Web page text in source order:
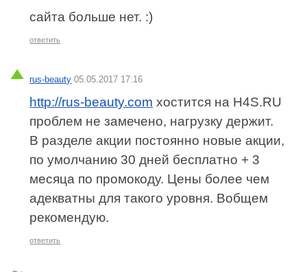
сайта больше нет. :)
ответить
rus-beauty 05.05.2017 17:16
http://rus-beauty.com хостится на H4S.RU
проблем не замечено, нагрузку держит.
В разделе акции постоянно новые акции,
по умолчанию 30 дней бесплатно + 3
месяца по промокоду. Цены более чем
адекватны для такого уровня. Вобщем
рекомендую.
ответить